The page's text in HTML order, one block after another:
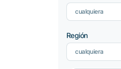
cualquiera
Región
cualquiera